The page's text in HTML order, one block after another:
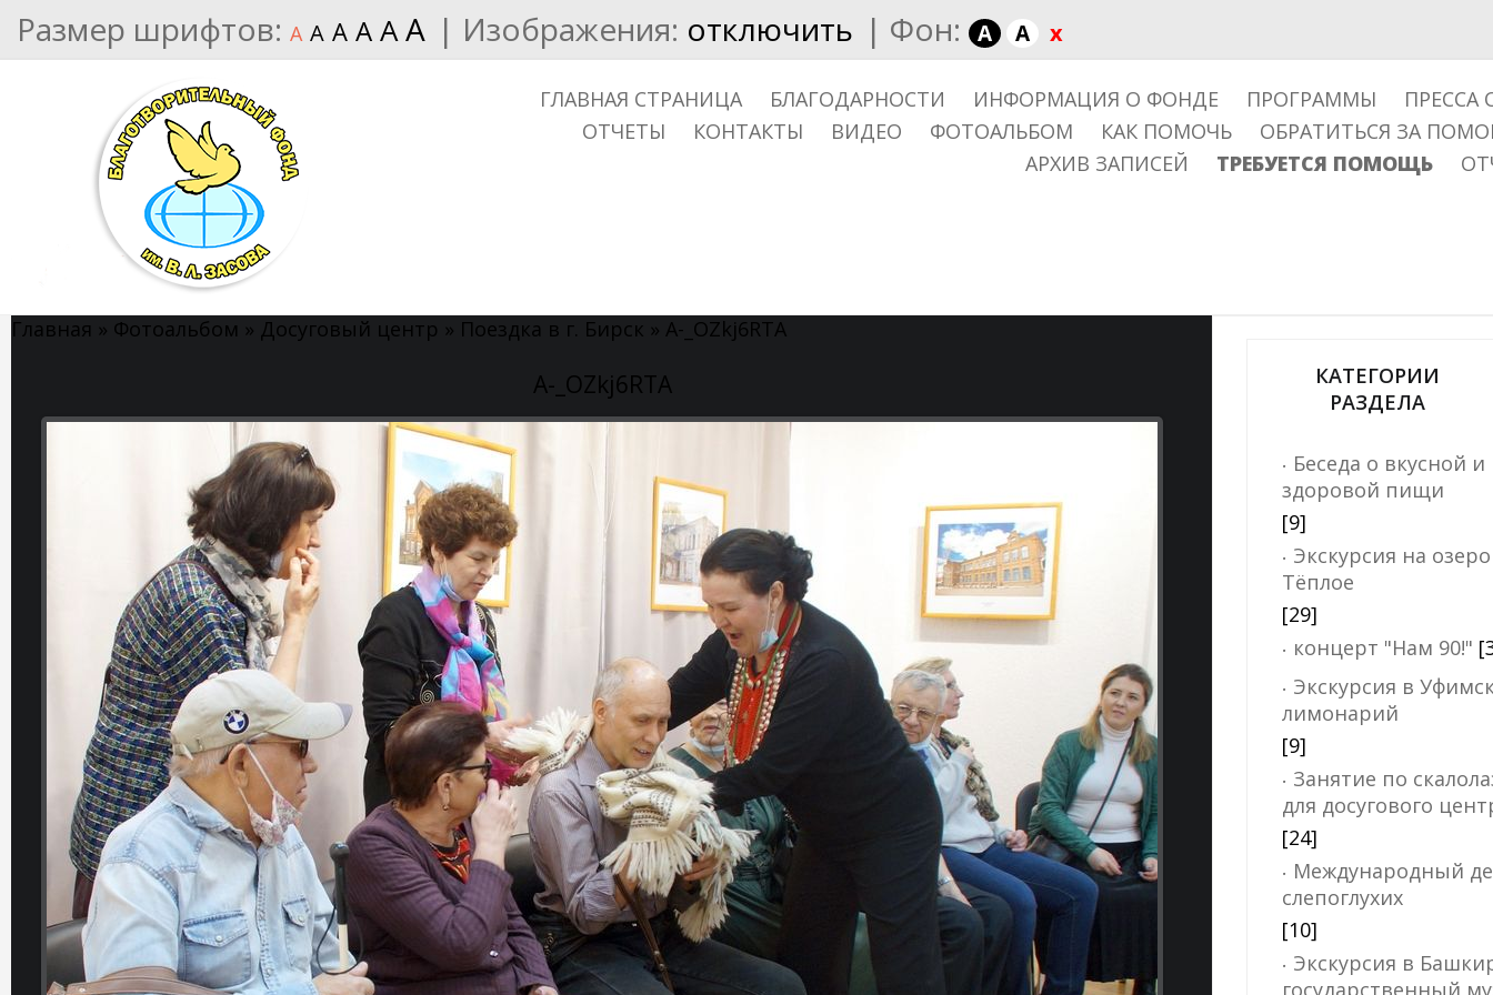
Размер шрифтов: A A A A AA | Изображения: отключить | Фон: A A x
ГЛАВНАЯ СТРАНИЦА БЛАГОДАРНОСТИ ИНФОРМАЦИЯ О ФОНДЕ ПРОГРАММЫ
ПРЕССА
ОТЧЕТЫ
КОНТАКТЫ ВИДЕО ФОТОАЛЬБОМ КАК ПОМОЧЬ
ОБРАТИТЬСЯ ЗА
АРХИВ ЗАПИСЕЙ
ТРЕБУЕТСЯ ПОМОЩЬ
Главная » Фотоальбом » Досуговый центр » Поездка в г. Бирск » A-_OZkj6RTA
A-_OZkj6RTA
КАТЕГОРИИ
РАЗДЕЛА
Беседа о вкусной и
здоровой пищи
[9]
Экскурсия на озеро
Тёплое
[29]
концерт "Нам 90!"
Экскурсия в
лимонарий
[9]
Занятие по
для досугового
[24]
Международный
слепоглухих
[10]
Экскурсия в
государственный